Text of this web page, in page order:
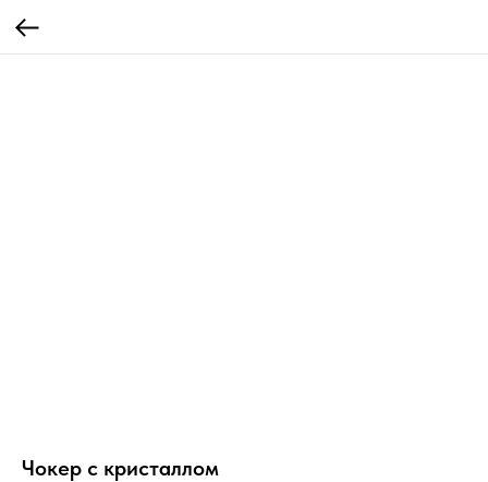
Чокер с кристаллом